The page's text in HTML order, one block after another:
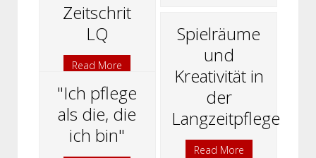
Zeitschrit
LQ
Read More
Spielräume
und
Kreativität in
der
Langzeitpflege
Read More
"Ich pflege
als die, die
ich bin"